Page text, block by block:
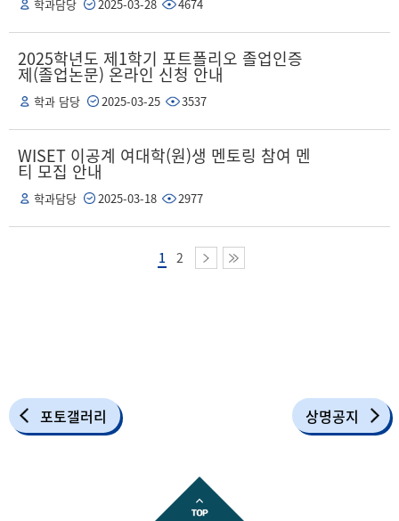
학과담당 2025-03-28 4674
2025학년도 제1학기 포트폴리오 졸업인증
제(졸업논문) 온라인 신청 안내
학과 담당 2025-03-25 3537
WISET 이공계 여대학(원)생 멘토링 참여 멘
티 모집 안내
학과담당 2025-03-18 2977
1 2
포토갤러리 상명공지